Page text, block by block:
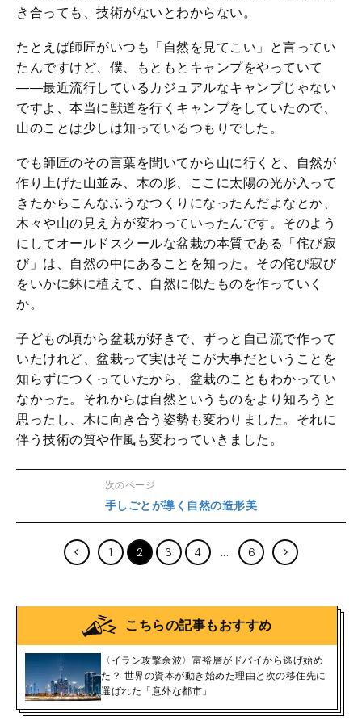
き合っても、技術がないとわからない。
たとえば師匠がいつも「自然を見てこい」と言ってい
たんですけど、僕、もともとキャンプをやっていて
――最近流行しているカジュアルなキャンプじゃない
ですよ、本当に獣道を行くキャンプをしていたので、
山のことは少しは知っているつもりでした。
でも師匠のその言葉を聞いてから山に行くと、自然が
作り上げた山並み、木の形、ここに太陽の光が入って
きたからこんなふうなつくりになったんだよなとか、
木々や山の見え方が変わっていったんです。そのよう
にしてオールドスクールな盆栽の本質である「侘び寂
び」は、自然の中にあることを知った。その侘び寂び
をいかに鉢に植えて、自然に似たものを作っていく
か。
子どもの頃から盆栽が好きで、ずっと自己流で作って
いたけれど、盆栽って実はそこが大事だということを
知らずにつくっていたから、盆栽のこともわかってい
なかった。それからは自然というものをより知ろうと
思ったし、木に向き合う姿勢も変わりました。それに
伴う技術の質や作風も変わっていきました。
次のページ
手しごとが導く自然の造形美
1 2 3 4 6
こちらの記事もおすすめ
〈イラン攻撃余波〉富裕層がドバイから逃げ始め
た？ 世界の資本が動き始めた理由と次の移住先に
選ばれた「意外な都市」